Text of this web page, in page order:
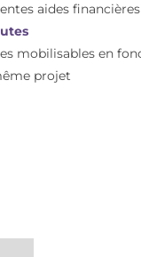
aides
mobilisables en
projet